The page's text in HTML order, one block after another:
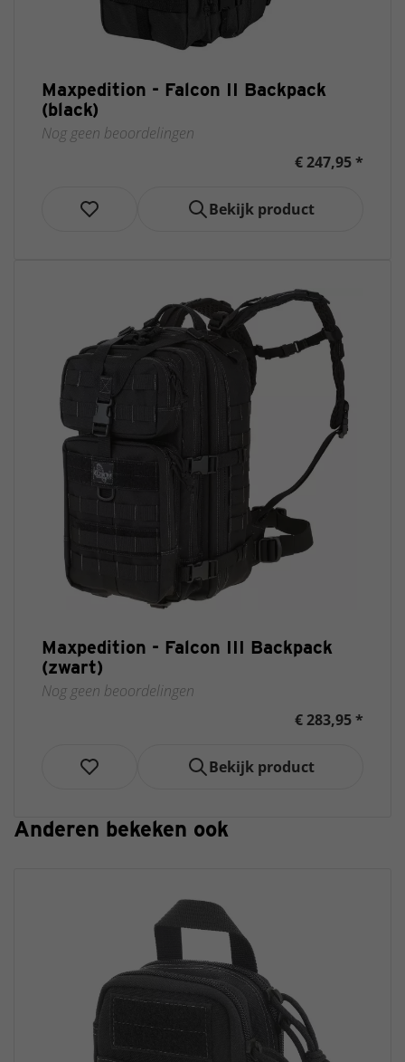
Maxpedition - Falcon II Backpack
(black)
Nog geen beoordelingen
€ 247,95 *
Bekijk product
Maxpedition - Falcon III Backpack
(zwart)
Nog geen beoordelingen
€ 283,95 *
Bekijk product
Anderen bekeken ook